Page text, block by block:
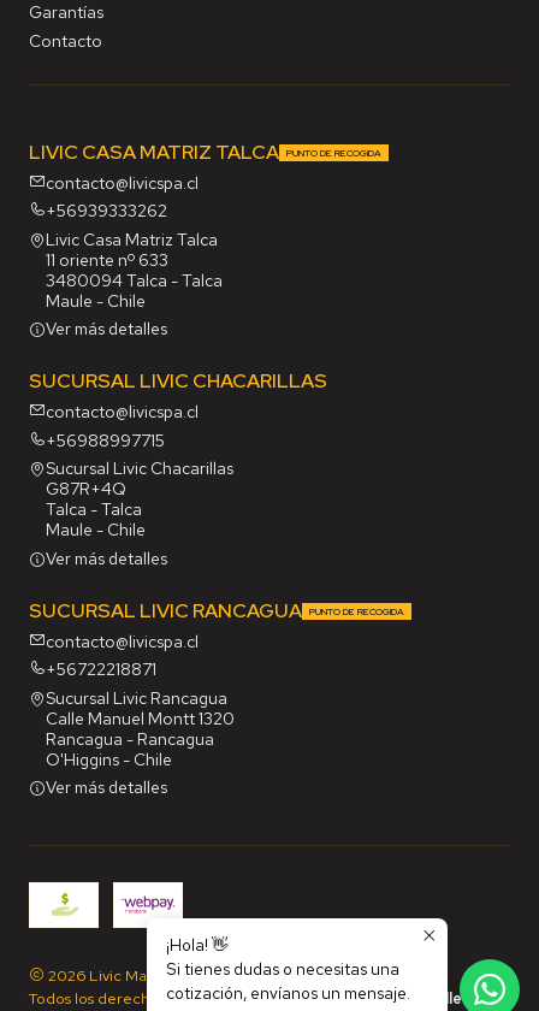
Garantías
Contacto
LIVIC CASA MATRIZ TALCA PUNTO DE RECOGIDA
contacto@livicspa.cl
+56939333262
Livic Casa Matriz Talca
11 oriente nº 633
3480094 Talca - Talca
Maule - Chile
Ver más detalles
SUCURSAL LIVIC CHACARILLAS
contacto@livicspa.cl
+56988997715
Sucursal Livic Chacarillas
G87R+4Q
Talca - Talca
Maule - Chile
Ver más detalles
SUCURSAL LIVIC RANCAGUA PUNTO DE RECOGIDA
contacto@livicspa.cl
+56722218871
Sucursal Livic Rancagua
Calle Manuel Montt 1320
Rancagua - Rancagua
O'Higgins - Chile
Ver más detalles
2026 Livic Maq SpA.
Todos los derechos reservados.Desarrollado por Jumpseller
¡Hola! 👋
Si tienes dudas o necesitas una
cotización, envíanos un mensaje.